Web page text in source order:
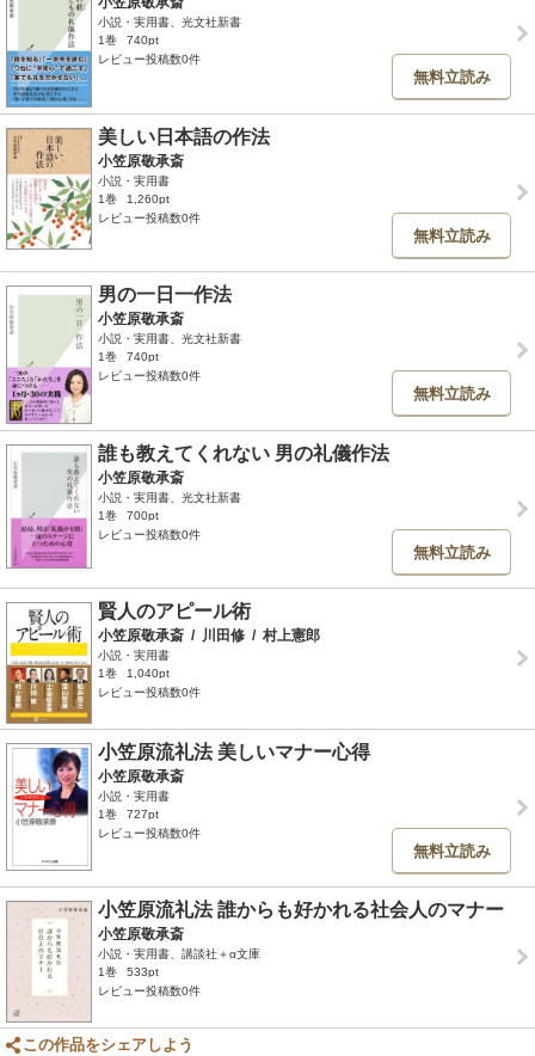
小説・実用書、光文社新書
1巻
740pt
レビュー投稿数0件
無料立読み
美しい日本語の作法
小笠原敬承斎
小説・実用書
1巻
1,260pt
レビュー投稿数0件
無料立読み
男の一日一作法
小笠原敬承斎
小説・実用書、光文社新書
1巻
740pt
レビュー投稿数0件
無料立読み
誰も教えてくれない 男の礼儀作法
小笠原敬承斎
小説・実用書、光文社新書
1巻
700pt
レビュー投稿数0件
無料立読み
賢人のアピール術
小笠原敬承斎 / 川田修 / 村上憲郎
小説・実用書
1巻
1,040pt
レビュー投稿数0件
小笠原流礼法 美しいマナー心得
小笠原敬承斎
小説・実用書
1巻
727pt
レビュー投稿数0件
無料立読み
小笠原流礼法 誰からも好かれる社会人のマナー
小笠原敬承斎
小説・実用書、講談社＋α文庫
1巻
533pt
レビュー投稿数0件
この作品をシェアしよう